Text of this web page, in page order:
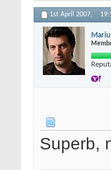
1st April 2007,
Superb,